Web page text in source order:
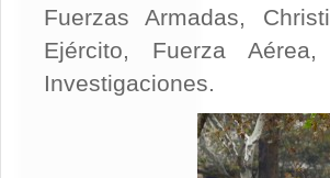
Fuerzas Armadas,
Ejército, Fuerza
Investigaciones.